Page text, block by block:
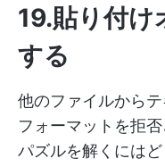
19.貼り付け
する
他のファイルからテ
フォーマットを拒
パズルを解くには